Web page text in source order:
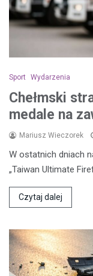
Sport Wydarzenia
Chełmski
medale na
Mariusz Wieczorek
W ostatnich dniach
„Taiwan Ultimate
Czytaj dalej